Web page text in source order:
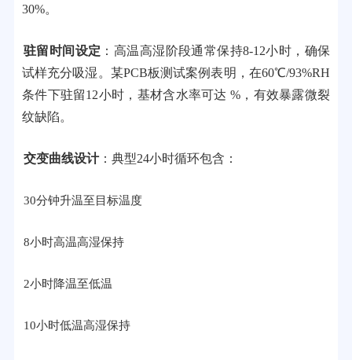
30%。
驻留时间设定 ：高温高湿阶段通常保持8-12小时，确保
试样充分吸湿。某PCB板测试案例表明，在60℃/93%RH
条件下驻留12小时，基材含水率可达 %，有效暴露微裂
纹缺陷。
交变曲线设计：典型24小时循环包含：
30分钟升温至目标温度
8小时高温高湿保持
2小时降温至低温
10小时低温高湿保持